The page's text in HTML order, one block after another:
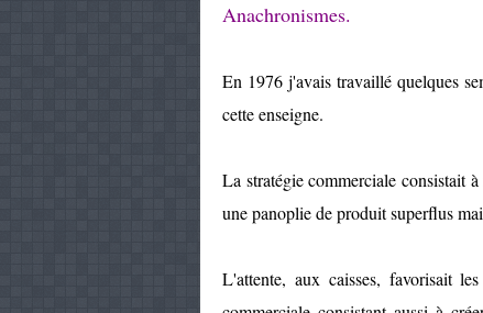
Anachronismes.
En 1976 j'avais travaillé quelques
cette enseigne.
La stratégie commerciale consistait
une panoplie de produit superflus
L'attente, aux caisses, favorisait